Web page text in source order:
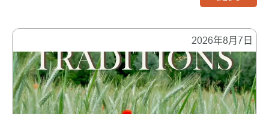
2026年8月7日